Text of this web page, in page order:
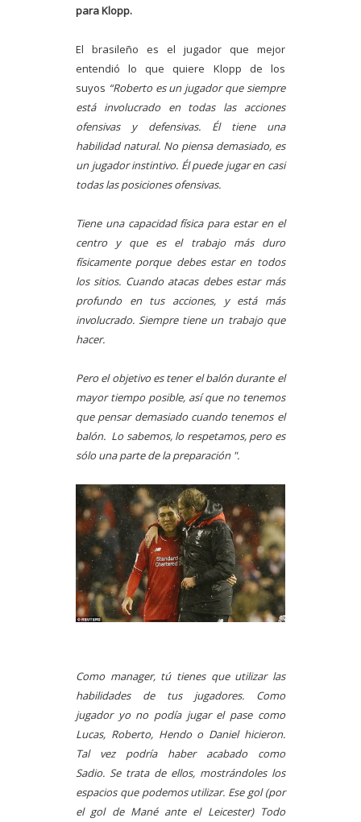
para Klopp.
El brasileño es el jugador que mejor
entendió lo que quiere Klopp de los
suyos “Roberto es un jugador que siempre
está involucrado en todas las acciones
ofensivas y defensivas. Él tiene una
habilidad natural. No piensa demasiado, es
un jugador instintivo. Él puede jugar en casi
todas las posiciones ofensivas.
Tiene una capacidad física para estar en el
centro y que es el trabajo más duro
físicamente porque debes estar en todos
los sitios. Cuando atacas debes estar más
profundo en tus acciones, y está más
involucrado. Siempre tiene un trabajo que
hacer.
Pero el objetivo es tener el balón durante el
mayor tiempo posible, así que no tenemos
que pensar demasiado cuando tenemos el
balón. Lo sabemos, lo respetamos, pero es
sólo una parte de la preparación ".
Como manager, tú tienes que utilizar las
habilidades de tus jugadores. Como
jugador yo no podía jugar el pase como
Lucas, Roberto, Hendo o Daniel hicieron.
Tal vez podría haber acabado como
Sadio. Se trata de ellos, mostrándoles los
espacios que podemos utilizar. Ese gol (por
el gol de Mané ante el Leicester) Todo